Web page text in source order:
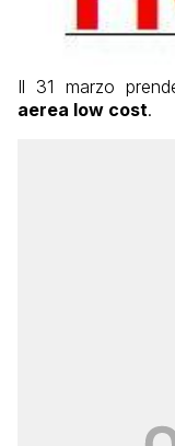
Il 31 marzo
aerea low cost.